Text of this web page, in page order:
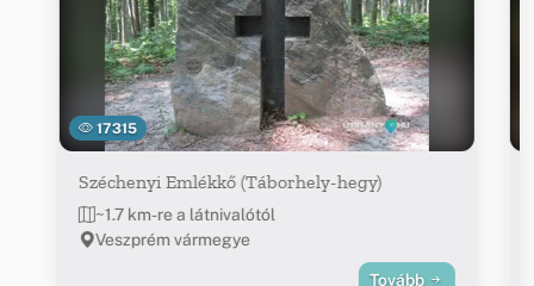
17315
Széchenyi Emlékkő (Táborhely-hegy)
~1.7 km-re a látnivalótól
Veszprém vármegye
Tovább